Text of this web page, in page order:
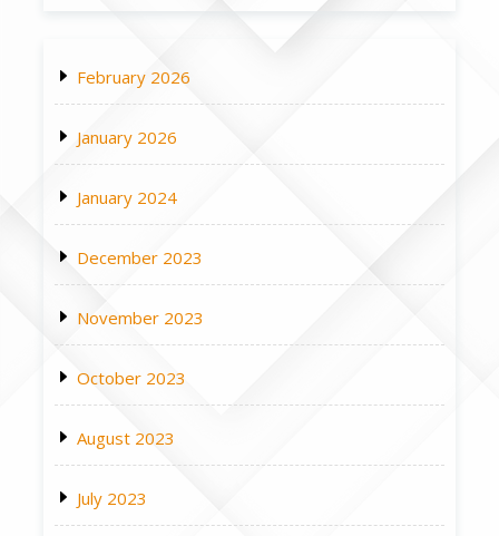
February 2026
January 2026
January 2024
December 2023
November 2023
October 2023
August 2023
July 2023